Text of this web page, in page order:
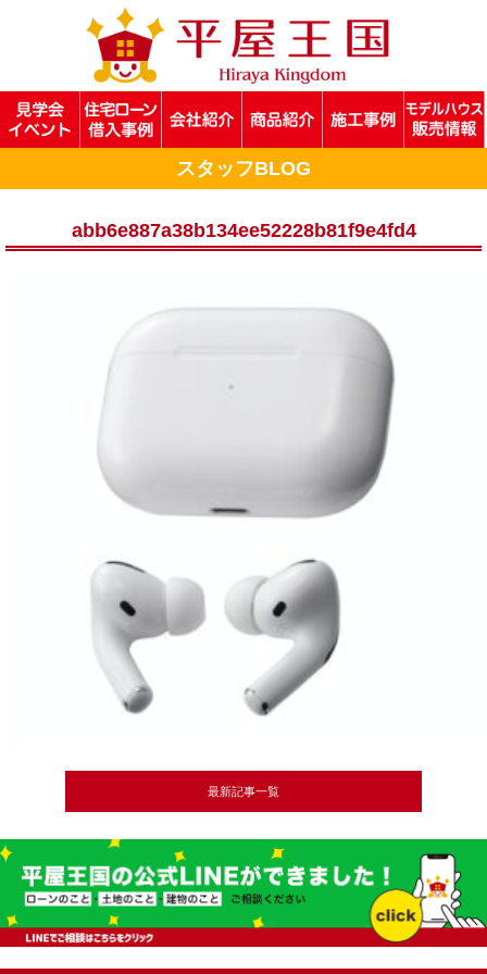
スタッフBLOG
abb6e887a38b134ee52228b81f9e4fd4
最新記事一覧